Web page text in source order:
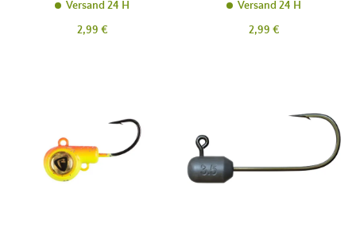
Versand 24 H
Preis
2,99 €
Versand 24 H
Preis
2,99 €